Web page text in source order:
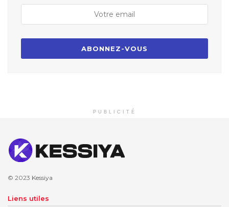
PUBLICITÉ
© 2023 Kessiya
Liens utiles